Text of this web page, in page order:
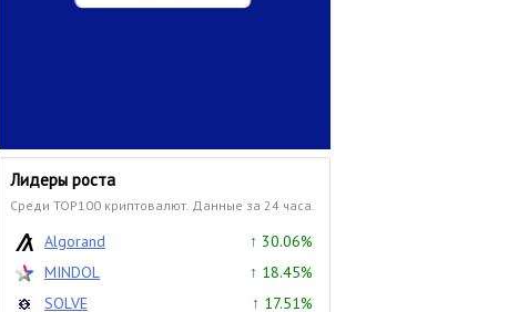
Лидеры роста
Среди TOP100 криптовалют. Данные за 24 часа.
Algorand
↑ 30.06%
MINDOL
↑ 18.45%
SOLVE
↑ 17.51%